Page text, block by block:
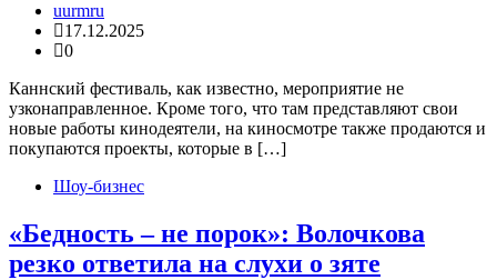
uurmru
17.12.2025
0
Каннский фестиваль, как известно, мероприятие не
узконаправленное. Кроме того, что там представляют свои
новые работы кинодеятели, на киносмотре также продаются и
покупаются проекты, которые в […]
Шоу-бизнес
«Бедность – не порок»: Волочкова
резко ответила на слухи о зяте